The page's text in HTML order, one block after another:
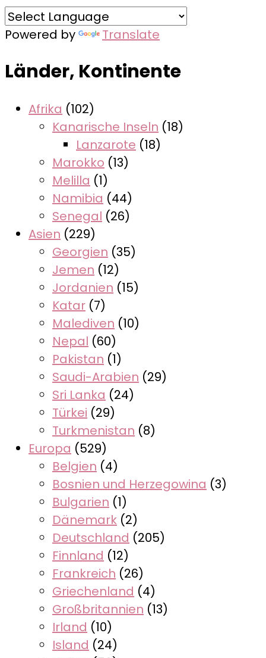
Powered by Translate
Länder, Kontinente
Afrika (102)
Kanarische Inseln (18)
Lanzarote (18)
Marokko (13)
Melilla (1)
Namibia (44)
Senegal (26)
Asien (229)
Georgien (35)
Jemen (12)
Jordanien (15)
Katar (7)
Malediven (10)
Nepal (60)
Pakistan (1)
Saudi-Arabien (29)
Sri Lanka (24)
Türkei (29)
Turkmenistan (8)
Europa (529)
Belgien (4)
Bosnien und Herzegowina (3)
Bulgarien (1)
Dänemark (2)
Deutschland (205)
Finnland (12)
Frankreich (26)
Griechenland (4)
Großbritannien (13)
Irland (10)
Island (24)